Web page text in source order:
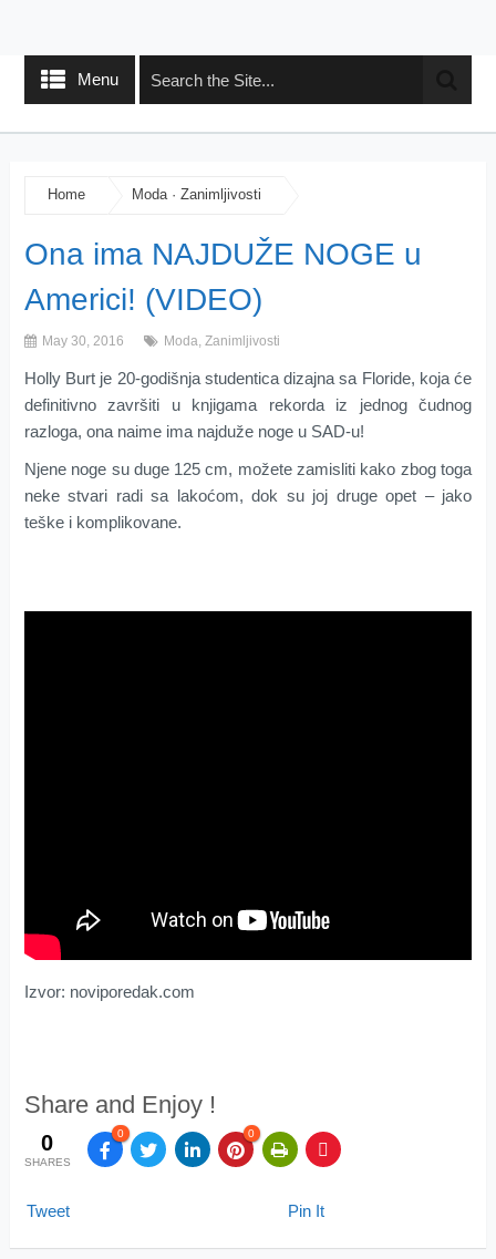
Menu
Home Moda· Zanimljivosti
Ona ima NAJDUŽE NOGE u
Americi! (VIDEO)
May 30, 2016 Moda, Zanimljivosti
Holly Burt je 20-godišnja studentica dizajna sa Floride, koja će
definitivno završiti u knjigama rekorda iz jednog čudnog
razloga, ona naime ima najduže noge u SAD-u!
Njene noge su duge 125 cm, možete zamisliti kako zbog toga
neke stvari radi sa lakoćom, dok su joj druge opet – jako
teške i komplikovane.
Izvor: noviporedak.com
Share and Enjoy !
0
SHARES
0 0
Tweet Pin It